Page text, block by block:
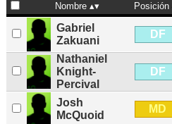
Nombre Posición
Gabriel
Zakuani
DF
Nathaniel
Knight-
Percival
DF
Josh
McQuoid
MD